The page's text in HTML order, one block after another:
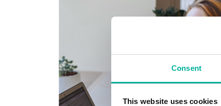
Consent
This website uses cookies